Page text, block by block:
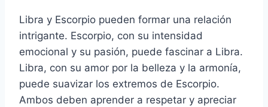
Libra y Escorpio pueden formar una relación
intrigante. Escorpio, con su intensidad
emocional y su pasión, puede fascinar a Libra.
Libra, con su amor por la belleza y la armonía,
puede suavizar los extremos de Escorpio.
Ambos deben aprender a respetar y apreciar